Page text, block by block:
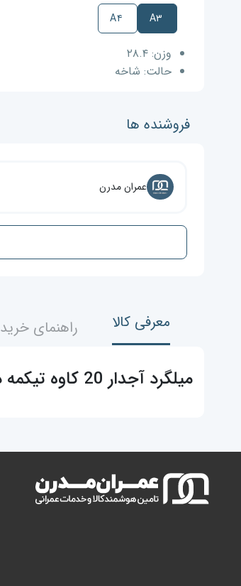
A۳ A۴
وزن: ۲۸.۴
حالت: شاخه
فروشنده ها
عمران مدرن
معرفی کالا راهنمای خرید
میلگرد آجدار 20 کاوه تیکمه داش